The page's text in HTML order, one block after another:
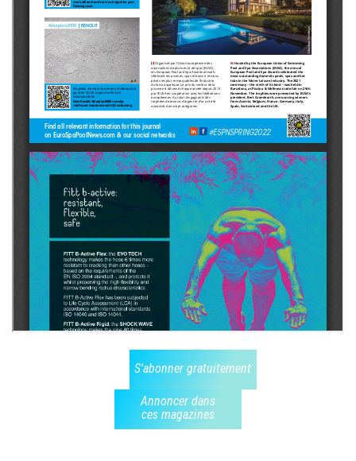
S'abonner gratuitement
Annoncer dans
ces magazines